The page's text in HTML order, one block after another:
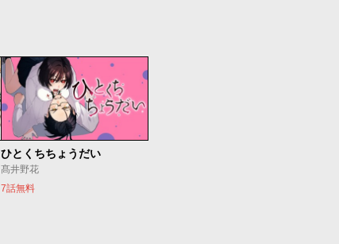
ひとくちちょうだい
髙井野花
7話無料